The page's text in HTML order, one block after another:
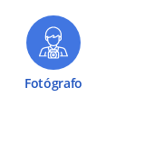
Fotógrafo